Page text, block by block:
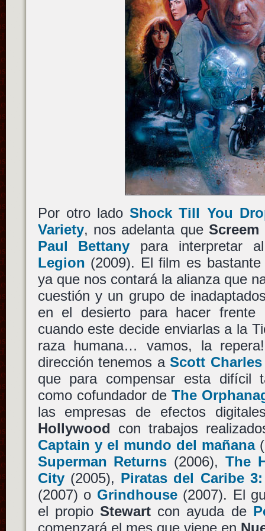
Por otro ladoShock Till You
Variety, nos adelanta queScreem
Paul Bettany para interpretar
Legion (2009). El film es
ya que nos contará la alianza que
cuestión y un grupo de
en el desierto para hacer
cuando este decide enviarlas a la
raza humana… vamos, la
dirección tenemos aScott
que para compensar esta difícil
como cofundador de The
las empresas de efectos
Hollywood con trabajos
Captain y el mundo del mañana
Superman Returns (2006),The
City(2005), Piratas del Caribe
(2007) o Grindhouse(2007). El
el propio Stewartcon ayuda de
comenzará el mes que viene en